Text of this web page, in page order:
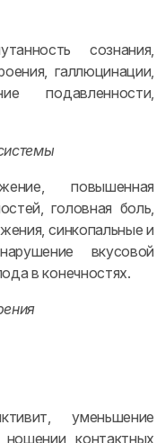
сознания,
галлюцинации,
подавленности,
повышенная
головная боль,
синкопальные и
вкусовой
в конечностях.
уменьшение
контактных